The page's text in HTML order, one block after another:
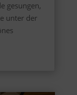
gesungen,
unter der